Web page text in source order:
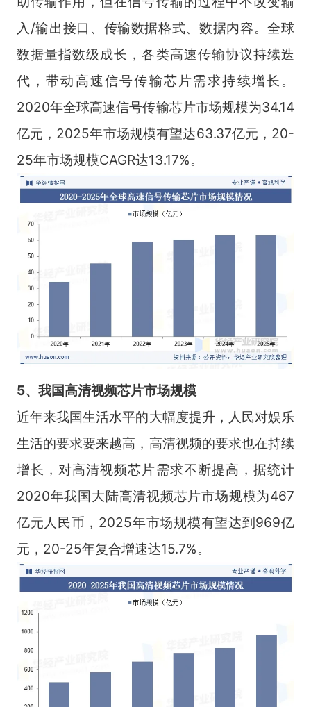
入/输出接口、传输数据格式、数据内容。全球
数据量指数级成长，各类高速传输协议持续迭
代，带动高速信号传输芯片需求持续增长。
2020年全球高速信号传输芯片市场规模为34.14
亿元，2025年市场规模有望达63.37亿元，20-
25年市场规模CAGR达13.17%。
5、我国高清视频芯片市场规模
近年来我国生活水平的大幅度提升，人民对娱乐
生活的要求要来越高，高清视频的要求也在持续
增长，对高清视频芯片需求不断提高，据统计
2020年我国大陆高清视频芯片市场规模为467
亿元人民币，2025年市场规模有望达到969亿
元，20-25年复合增速达15.7%。